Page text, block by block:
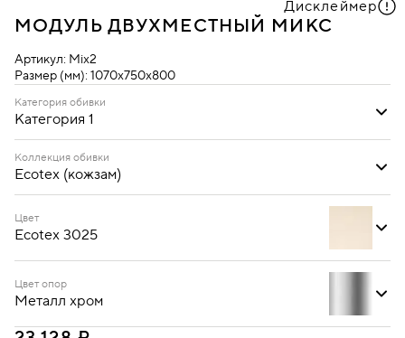
Дисклеймер
МОДУЛЬ ДВУХМЕСТНЫЙ МИКС
Артикул: Mix2
Размер (мм): 1070х750х800
Категория обивки
Категория 1
Коллекция обивки
Ecotex (кожзам)
Цвет
Ecotex 3025
Ecotex 3001 Ecotex 3002 Ecotex 3005
Цвет опор
Металл хром